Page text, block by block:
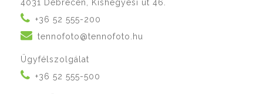
4031 Debrecen, Kishegyesi út 46.
+36 52 555-200
tennofoto@tennofoto.hu
Ügyfélszolgálat
+36 52 555-500